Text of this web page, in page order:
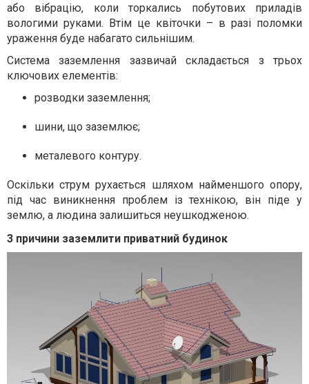
або вібрацію, коли торкались побутових приладів
вологими руками. Втім це квіточки – в разі поломки
ураження буде набагато сильнішим.
Система заземлення зазвичай складається з трьох
ключових елементів:
розводки заземлення;
шини, що заземлює;
металевого контуру.
Оскільки струм рухається шляхом найменшого опору,
під час виникнення проблем із технікою, він піде у
землю, а людина залишиться неушкодженою.
3 причини заземлити приватний будинок